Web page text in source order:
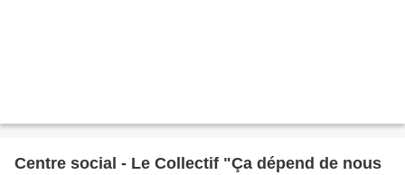
Centre social - Le Collectif "Ça dépend de nous